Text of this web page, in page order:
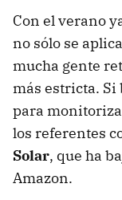
Con el verano
no sólo se
mucha gente
más estricta.
para
los referentes
Solar, que ha
Amazon.